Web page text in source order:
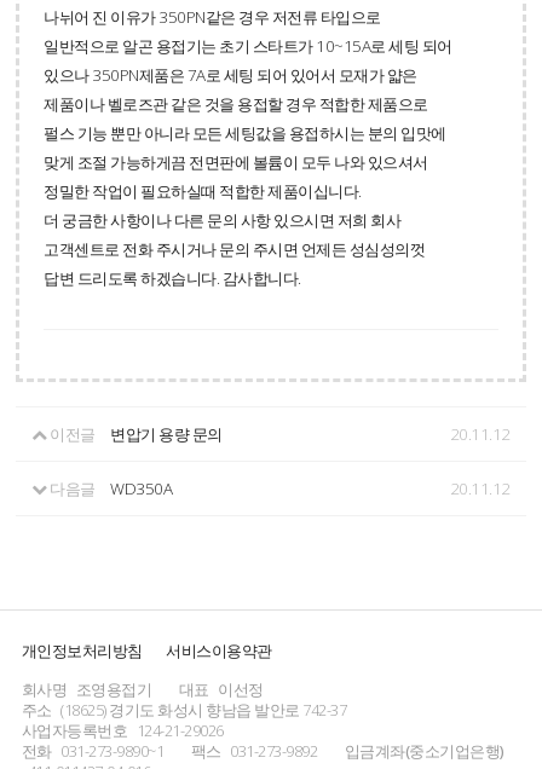
나뉘어 진 이유가 350PN같은 경우 저전류 타입으로
일반적으로 알곤 용접기는 초기 스타트가 10~15A로 세팅 되어
있으나 350PN제품은 7A로 세팅 되어 있어서 모재가 얇은
제품이나 벨로즈관 같은 것을 용접할 경우 적합한 제품으로
펄스 기능 뿐만 아니라 모든 세팅값을 용접하시는 분의 입맛에
맞게 조절 가능하게끔 전면판에 볼륨이 모두 나와 있으셔서
정밀한 작업이 필요하실때 적합한 제품이십니다.
더 궁금한 사항이나 다른 문의 사항 있으시면 저희 회사
고객센트로 전화 주시거나 문의 주시면 언제든 성심성의껏
답변 드리도록 하겠습니다. 감사합니다.
이전글 변압기 용량 문의 20.11.12
다음글 WD350A 20.11.12
개인정보처리방침
서비스이용약관
회사명 조영용접기 대표 이선정
주소 (18625) 경기도 화성시 향남읍 발안로 742-37
사업자등록번호 124-21-29026
전화 031-273-9890~1 팩스 031-273-9892
입금계좌(중소기업은행)